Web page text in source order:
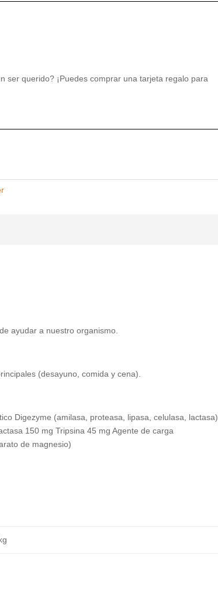
ser querido? ¡Puedes comprar una tarjeta regalo para
ayudar a nuestro organismo.
(desayuno, comida y cena).
Digezyme (amilasa, proteasa, lipasa, celulasa, lactasa)
150 mg Tripsina 45 mg Agente de carga
de magnesio)